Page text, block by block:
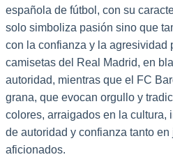
española de fútbol, con su
solo simboliza pasión sino que
con la confianza y la agresividad
camisetas del Real Madrid, en
autoridad, mientras que el FC
grana, que evocan orgullo y
colores, arraigados en la cultura,
de autoridad y confianza tanto
aficionados.